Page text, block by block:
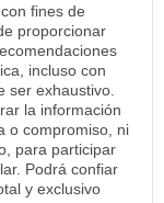
fines de
proporcionar
incluso con
ser exhaustivo.
la información
o compromiso, ni
para participar
Podrá confiar
y exclusivo